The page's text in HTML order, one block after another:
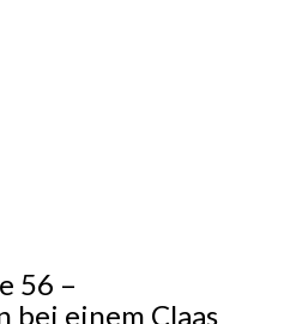
56 –
bei einem Claas